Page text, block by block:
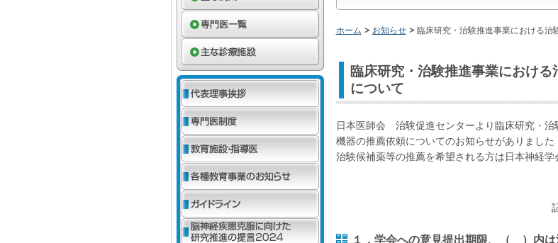
ホーム お知らせ 臨床研究・治験推進事業における治
臨床研究・治験推進事業におけ
について
日本医師会 治験促進センターより臨床研究・
機器の推薦依頼についてのお知らせがありました
治験候補薬等の推薦を希望される方は日本神経
１．学会への意見提出期限、（ ）内